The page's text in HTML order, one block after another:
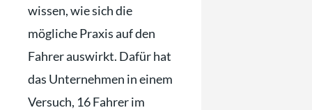
wissen, wie sich die
mögliche Praxis auf den
Fahrer auswirkt. Dafür hat
das Unternehmen in einem
Versuch, 16 Fahrer im